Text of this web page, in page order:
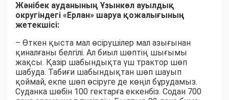
Жәнібек ауданының Ұзынкөл ауылдық
округіндегі «Ерлан» шаруа қожалығының
жетекшісі:
– Өткен қыста мал өсірушілер мал азығынан
қиналғаны белгілі. Ал биыл шөптің шығымы
жақсы. Қазір шабындықта үш трактор шөп
шабуда. Табиғи шабындықтан шөп шауып
қоймай, екпе шөп өсіруге де көңіл бұрудамыз.
Суданка шөбін 100 гектарға еккенбіз. Содан 700